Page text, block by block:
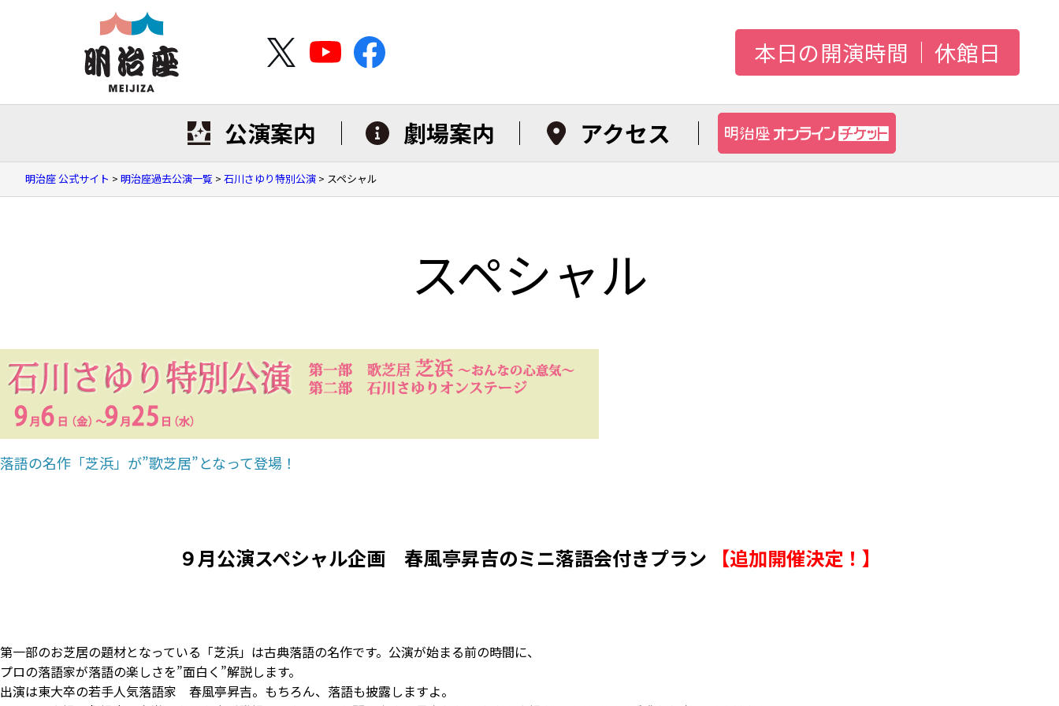
本日の開演時間 休館日
公演案内 劇場案内 アクセス
明治座 公式サイト > 明治座過去公演一覧 > 石川さゆり特別公演 > スペシャル
スペシャル
落語の名作「芝浜」が”歌芝居”となって登場！
９月公演スペシャル企画 春風亭昇吉のミニ落語会付きプラン 【追加開催決定！】
第一部のお芝居の題材となっている「芝浜」は古典落語の名作です。公演が始まる前の時間に、
プロの落語家が落語の楽しさを”面白く”解説します。
出演は東大卒の若手人気落語家 春風亭昇吉。もちろん、落語も披露しますよ。